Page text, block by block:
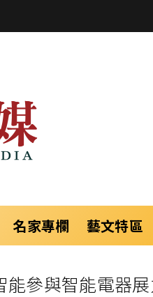
名家專欄 藝文特區
參與智能電器展